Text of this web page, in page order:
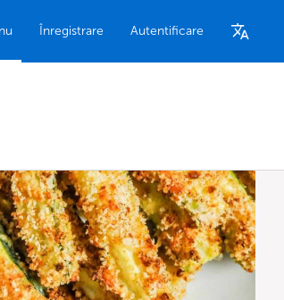
Înregistrare Autentificare